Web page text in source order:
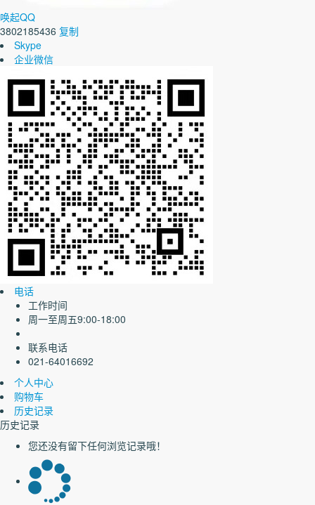
唤起QQ
3802185436 复制
Skype
企业微信
电话
工作时间
周一至周五9:00-18:00
联系电话
021-64016692
个人中心
购物车
历史记录
历史记录
您还没有留下任何浏览记录哦！